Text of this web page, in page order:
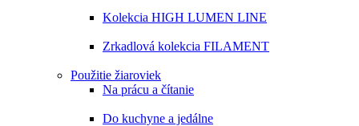
Kolekcia HIGH LUMEN LINE
Zrkadlová kolekcia FILAMENT
Použitie žiaroviek
Na prácu a čítanie
Do kuchyne a jedálne